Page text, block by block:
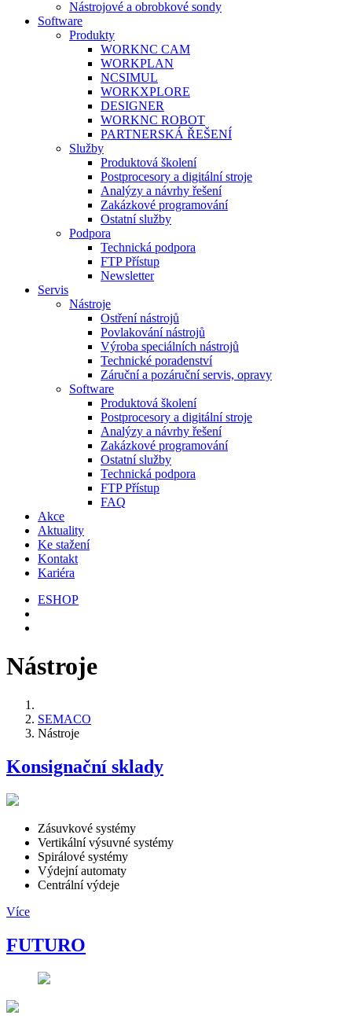
Nástrojové a obrobkové sondy
Software
Produkty
WORKNC CAM
WORKPLAN
NCSIMUL
WORKXPLORE
DESIGNER
WORKNC ROBOT
PARTNERSKÁ ŘEŠENÍ
Služby
Produktová školení
Postprocesory a digitální stroje
Analýzy a návrhy řešení
Zakázkové programování
Ostatní služby
Podpora
Technická podpora
FTP Přístup
Newsletter
Servis
Nástroje
Ostření nástrojů
Povlakování nástrojů
Výroba speciálních nástrojů
Technické poradenství
Záruční a pozáruční servis, opravy
Software
Produktová školení
Postprocesory a digitální stroje
Analýzy a návrhy řešení
Zakázkové programování
Ostatní služby
Technická podpora
FTP Přístup
FAQ
Akce
Aktuality
Ke stažení
Kontakt
Kariéra
ESHOP
Nástroje
SEMACO
Nástroje
Konsignační sklady
Zásuvkové systémy
Vertikální výsuvné systémy
Spirálové systémy
Výdejní automaty
Centrální výdeje
Více
FUTURO